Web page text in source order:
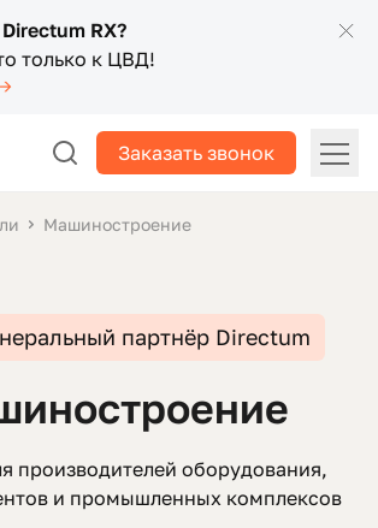
RX?
только к ЦВД!
Заказать звонок
Машиностроение
партнёр Directum
производителей оборудования,
и промышленных комплексов